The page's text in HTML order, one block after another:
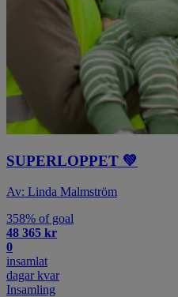
SUPERLOPPET 💚
Av: Linda Malmström
358% of goal
48 365 kr
0
insamlat
dagar kvar
Insamling